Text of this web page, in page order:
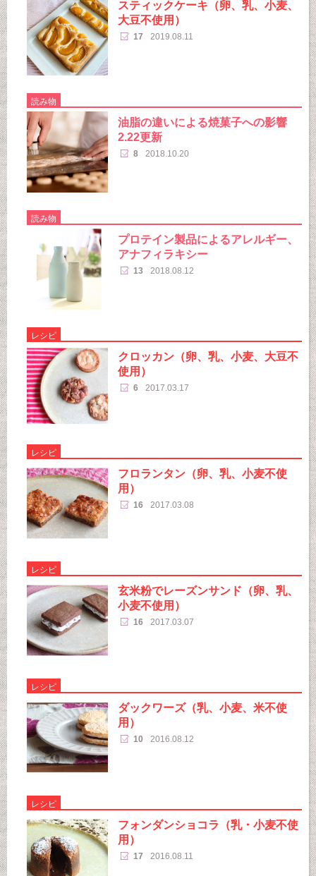
スティックケーキ（卵、乳、小麦、
大豆不使用）
17 2019.08.11
読み物
油脂の違いによる焼菓子への影響
2.22更新
8 2018.10.20
読み物
プロテイン製品によるアレルギー、
アナフィラキシー
13 2018.08.12
レシピ
クロッカン（卵、乳、小麦、大豆不
使用）
6 2017.03.17
レシピ
フロランタン（卵、乳、小麦不使
用）
16 2017.03.08
レシピ
玄米粉でレーズンサンド（卵、乳、
小麦不使用）
16 2017.03.07
レシピ
ダックワーズ（乳、小麦、米不使
用）
10 2016.08.12
レシピ
フォンダンショコラ（乳・小麦不使
用）
17 2016.08.11